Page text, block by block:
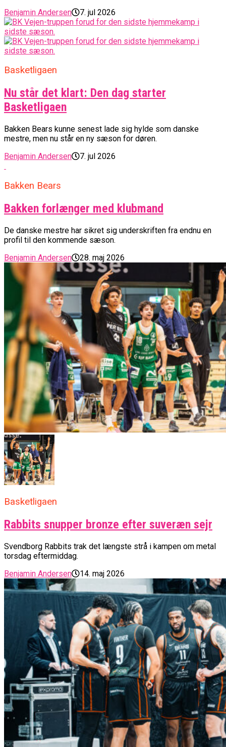
Benjamin Andersen
7. jul 2026
Basketligaen
Nu står det klart: Den dag starter
Basketligaen
Bakken Bears kunne senest lade sig hylde som danske
mestre, men nu står en ny sæson for døren.
Benjamin Andersen
7. jul 2026
Bakken Bears
Bakken forlænger med klubmand
De danske mestre har sikret sig underskriften fra endnu en
profil til den kommende sæson.
Benjamin Andersen
28. maj 2026
Basketligaen
Rabbits snupper bronze efter suveræn sejr
Svendborg Rabbits trak det længste strå i kampen om metal
torsdag eftermiddag.
Benjamin Andersen
14. maj 2026